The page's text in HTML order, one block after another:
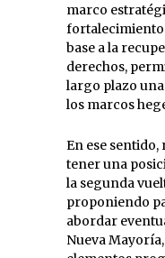
marco
fortalecimiento
base a la
derechos,
largo plazo
los marcos
En ese sentido,
tener una
la segunda
proponiendo
abordar
Nueva